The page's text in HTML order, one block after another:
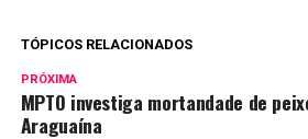
TÓPICOS RELACIONADOS
PRÓXIMA
MPTO investiga mortandade de
Araguaína